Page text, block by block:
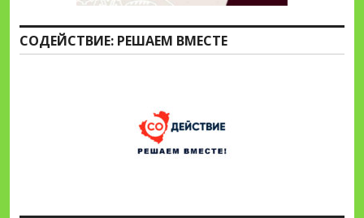
СОДЕЙСТВИЕ: РЕШАЕМ ВМЕСТЕ